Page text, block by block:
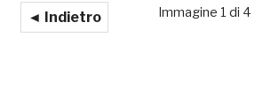
◄ Indietro Immagine 1 di 4